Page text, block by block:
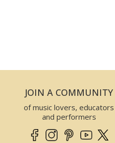
JOIN A COMMUNITY
of music lovers, educators
and performers